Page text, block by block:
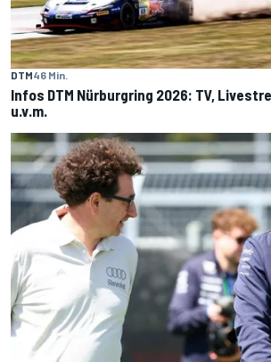
DTM46 Min.
Infos DTM Nürburgring 2026: TV,
u.v.m.